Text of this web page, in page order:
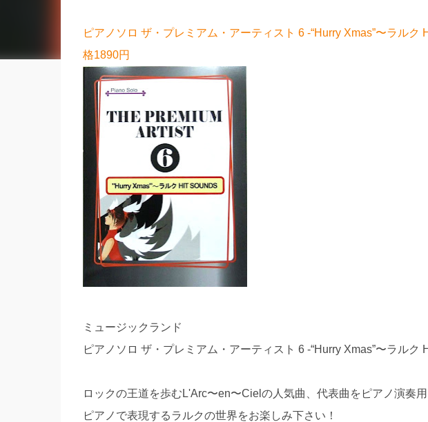
ピアノソロ ザ・プレミアム・アーティスト 6 -“Hurry Xmas”〜ラル
格1890円
ミュージックランド
ピアノソロ ザ・プレミアム・アーティスト 6 -“Hurry Xmas”〜ラルク
ロックの王道を歩むL'Arc〜en〜Cielの人気曲、代表曲をピアノ演奏用
ピアノで表現するラルクの世界をお楽しみ下さい！